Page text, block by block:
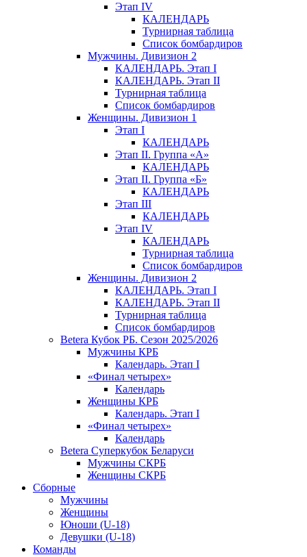
Этап IV
КАЛЕНДАРЬ
Турнирная таблица
Список бомбардиров
Мужчины. Дивизион 2
КАЛЕНДАРЬ. Этап I
КАЛЕНДАРЬ. Этап II
Турнирная таблица
Список бомбардиров
Женщины. Дивизион 1
Этап I
КАЛЕНДАРЬ
Этап II. Группа «А»
КАЛЕНДАРЬ
Этап II. Группа «Б»
КАЛЕНДАРЬ
Этап III
КАЛЕНДАРЬ
Этап IV
КАЛЕНДАРЬ
Турнирная таблица
Список бомбардиров
Женщины. Дивизион 2
КАЛЕНДАРЬ. Этап I
КАЛЕНДАРЬ. Этап II
Турнирная таблица
Список бомбардиров
Betera Кубок РБ. Сезон 2025/2026
Мужчины КРБ
Календарь. Этап I
«Финал четырех»
Календарь
Женщины КРБ
Календарь. Этап I
«Финал четырех»
Календарь
Betera Суперкубок Беларуси
Мужчины СКРБ
Женщины СКРБ
Сборные
Мужчины
Женщины
Юноши (U-18)
Девушки (U-18)
Команды